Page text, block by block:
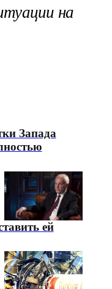
на
Запада
ей